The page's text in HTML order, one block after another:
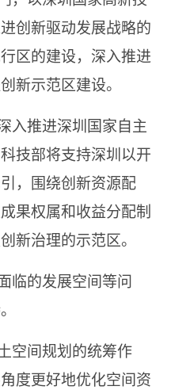
创新驱动发展战略的
区的建设，深入推进
新示范区建设。
入推进深圳国家自主
技部将支持深圳以开
，围绕创新资源配
果权属和收益分配制
新治理的示范区。
临的发展空间等问
空间规划的统筹作
度更好地优化空间资